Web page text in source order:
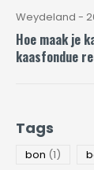
Weydeland -
Hoe maak je
kaasfondue
Tags
bon (1)